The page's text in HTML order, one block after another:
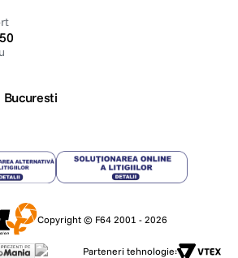
Bucuresti
Copyright © F64 2001 - 2026
Parteneri tehnologie: